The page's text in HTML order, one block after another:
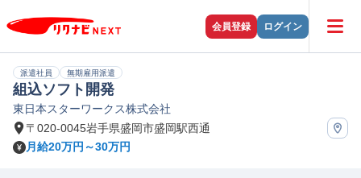
会員登録 ログイン
派遣社員 無期雇用派遣
組込ソフト開発
東日本スターワークス株式会社
〒020-0045岩手県盛岡市盛岡駅西通
月給20万円～30万円